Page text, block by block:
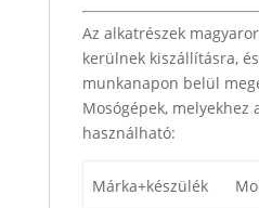
Az alkatrészek
kerülnek kiszállításra,
munkanapon belül
Mosógépek, melyekhez
használható:
Márka+készülék